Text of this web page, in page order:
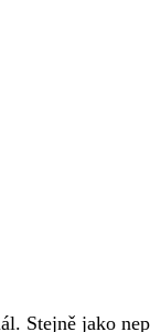
Stejně jako